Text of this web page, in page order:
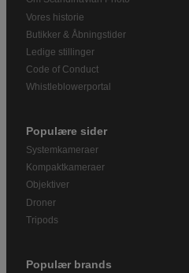
Vores historie
Butikker & Åbningstider
Ledige stillinger
Code of Conduct
Whistleblowerportal
Populære sider
Systemkameraer
Kompaktkameraer
Objektiver
Droner
Tripods
Populær brands